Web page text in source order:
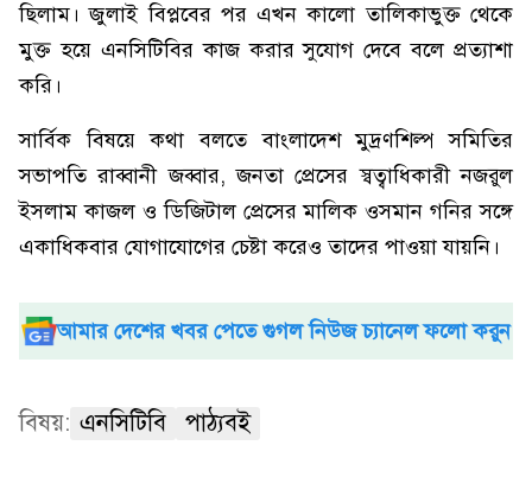
ছিলাম। জুলাই বিপ্লবের পর এখন কালো তালিকাভুক্ত থেকে
মুক্ত হয়ে এনসিটিবির কাজ করার সুযোগ দেবে বলে প্রত্যাশা
করি।
সার্বিক বিষয়ে কথা বলতে বাংলাদেশ মুদ্রণশিল্প সমিতির
সভাপতি রাব্বানী জব্বার, জনতা প্রেসের স্বত্বাধিকারী নজরুল
ইসলাম কাজল ও ডিজিটাল প্রেসের মালিক ওসমান গনির সঙ্গে
একাধিকবার যোগাযোগের চেষ্টা করেও তাদের পাওয়া যায়নি।
আমার দেশের খবর পেতে গুগল নিউজ চ্যানেল ফলো করুন
বিষয়: এনসিটিবি পাঠ্যবই